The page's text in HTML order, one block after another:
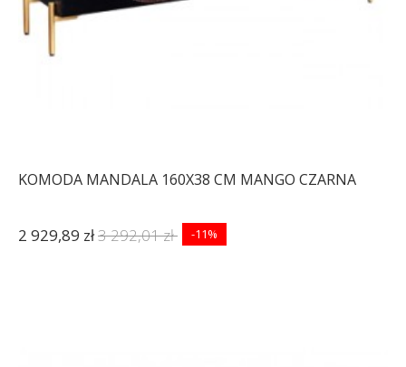
KOMODA MANDALA 160X38 CM MANGO CZARNA
2 929,89 zł3 292,01 zł -11%